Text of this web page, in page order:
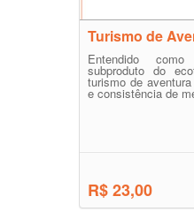
Turismo de
Entendido
subproduto do
turismo de
e consistência de
R$ 23,00